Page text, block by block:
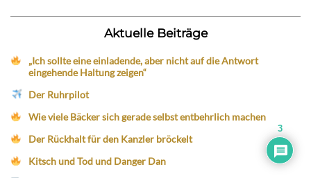
Aktuelle Beiträge
„Ich sollte eine einladende, aber nicht auf die Antwort
eingehende Haltung zeigen“
Der Ruhrpilot
Wie viele Bäcker sich gerade selbst entbehrlich machen
Der Rückhalt für den Kanzler bröckelt
Kitsch und Tod und Danger Dan
3